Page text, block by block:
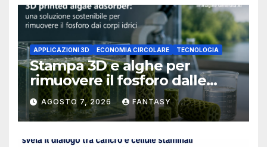
APPLICAZIONI 3D ECONOMIA CIRCOLARE TECNOLOGIA
Stampa 3D e alghe per
rimuovere il fosforo dalle
acque il progetto della
Florida Atlantic University
AGOSTO 7, 2026 FANTASY